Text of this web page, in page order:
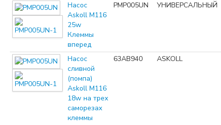
Насос
Askoll M116
25w
Клеммы
вперед
PMP005UN УНИВЕРСАЛЬНЫЙ
Насос
сливной
(помпа)
Askoll M116
18w на трех
саморезах
клеммы
63AB940 ASKOLL